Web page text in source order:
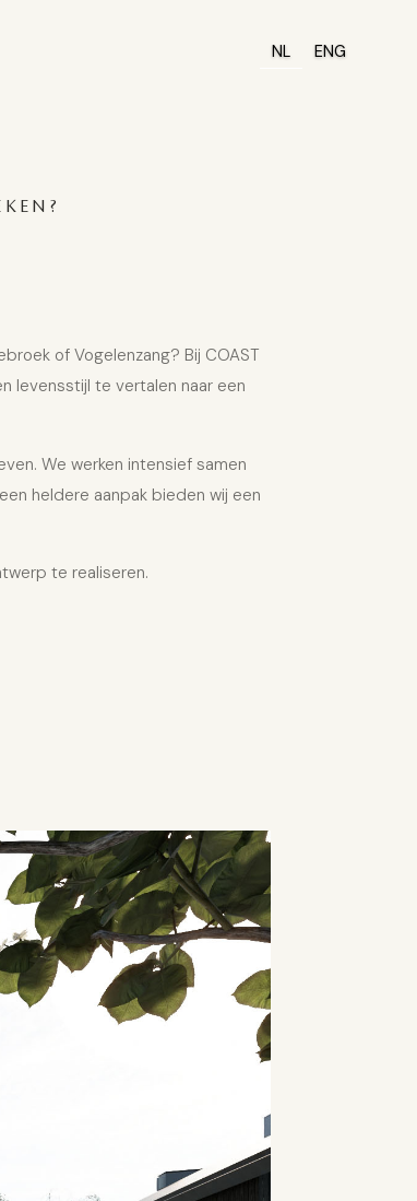
NL ENG
of Vogelenzang? Bij COAST
levensstijl te vertalen naar een
We werken intensief samen
heldere aanpak bieden wij een
te realiseren.